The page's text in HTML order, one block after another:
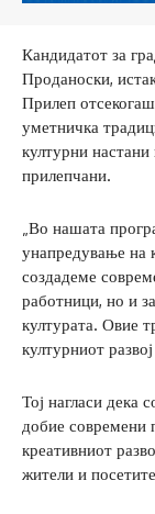
Кандидатот за
Проданоски,
Прилеп
уметничка
културни настани
прилепчани.
„Во нашата
унапредување на
создадеме
работници, но и
културата. Овие
културниот
Тој нагласи дека
добие современи
креативниот
жители и